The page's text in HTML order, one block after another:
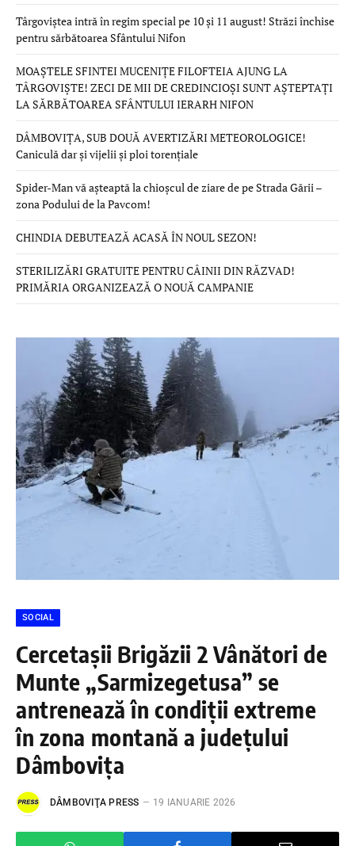
Târgoviștea intră în regim special pe 10 și 11 august! Străzi închise
pentru sărbătoarea Sfântului Nifon
MOAȘTELE SFINTEI MUCENIȚE FILOFTEIA AJUNG LA
TÂRGOVIȘTE! ZECI DE MII DE CREDINCIOȘI SUNT AȘTEPTAȚI
LA SĂRBĂTOAREA SFÂNTULUI IERARH NIFON
DÂMBOVIȚA, SUB DOUĂ AVERTIZĂRI METEOROLOGICE!
Caniculă dar și vijelii și ploi torențiale
Spider-Man vă așteaptă la chioșcul de ziare de pe Strada Gării –
zona Podului de la Pavcom!
CHINDIA DEBUTEAZĂ ACASĂ ÎN NOUL SEZON!
STERILIZĂRI GRATUITE PENTRU CÂINII DIN RĂZVAD!
PRIMĂRIA ORGANIZEAZĂ O NOUĂ CAMPANIE
SOCIAL
Cercetașii Brigăzii 2 Vânători de
Munte „Sarmizegetusa” se
antrenează în condiții extreme
în zona montană a județului
Dâmbovița
DÂMBOVIŢA PRESS 19 IANUARIE 2026